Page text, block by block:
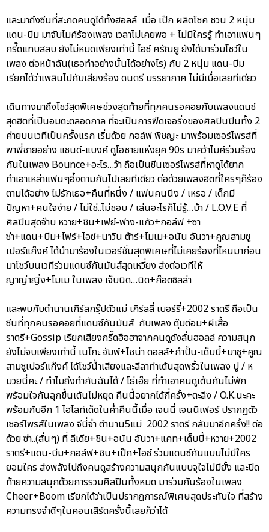
และมาถึงซีนที่สะกดคนดูได้ทั้งฮอลล์ เมื่อ เป๊ก ผลิตโชค ชวน 2 หนุ่ม
แดน-บีม มาจับไมค์ร้องเพลง เวลาไม่เคยพอ + ไม่มีใครรู้ ทำเอาแฟนๆ
กรี๊ดแทบสลบ ยังไม่หมดเพียงเท่านี้ ไอซ์ ศรัณยู ยังได้มาร่วมโชว์ใน
เพลง ต่อหน้าฉัน(เธอทำอย่างนั้นได้อย่างไร) กับ 2 หนุ่ม แดน-บีม
เรียกได้ว่าเพลินไปกับเสียงร้อง ดนตรี บรรยากาศ ไม่มีเบื่อเลยทีเดียว
เดินทางมาถึงโชว์สุดพิเศษช่วงสุดท้ายที่ทุกคนรอคอยกับเพลงแดนซ์
สุดฮิตที่เป็นอมตะตลอดกาล ที่จะเป็นการฟีดเจอริ่งของศิลปินปินทั้ง 2
ค่ายบนเวทีเป็นครั้งแรก เริ่มด้วย กอล์ฟ พิชญะ มาพร้อมเซอร์ไพรส์ที่
พาพี่ชายอย่าง แซนด์-แบงค์ ดูโอชายแห่งยุค 90s มาคว้าไมค์ร่วมร้อง
กันในเพลง Bounce+อะไร…ว้า ถือเป็นซีนเซอร์ไพรส์ที่หาดูได้ยาก
ทำเอาเหล่าแฟนๆอึ้งตามกันไปเลยทีเดียว ต่อด้วยเพลงฮิตที่ใครๆก็ร้อง
ตามได้อย่าง ไม่รักเธอ+คืนที่หนึ่ง / แฟนคนนึง / เหรอ / เด็กมี
ปัญหา+คนใจง่าย / ไม่ใช่..ไม่ชอบ / เล่นอะไรก็ไม่รู้…บ้า / L.O.V.E ที่
ศิลปินสุดจ๊าบ หวาย+ชิน+เฟย์-ฟาง-แก้ว+กอล์ฟ +ซา
ซ่า+แดน+บีม+โฟร์+ไอซ์+นาวิน ต้าร์+โมเม+อนัน อันวา+คูณสามซู
เปอร์แก๊งค์ ได้นำมาร้องในเวอร์ชั่นสุดพิเศษที่ไม่เคยร้องที่ไหนมาก่อน
มาโชว์บนเวทีร่วมแดนซ์กันมันส์สุดเหวี่ยง ส่งต่อเวทีให้
ญาญ่าญิ๋ง+โมเม ในเพลง เจ็บนิด…นิด+ก๊อตซิลล่า
และพบกับตำนานเกิร์ลกรุ๊ปตัวแม่ เกิร์ลลี่ เบอร์รี่+2002 ราตรี ถือเป็น
ซีนที่ทุกคนรอคอยที่แดนซ์กันมันส์ กับเพลง ตุ๊มต่อม+ผีเสื้อ
ราตรี+Gossip เรียกเสียงกรี๊ดฮือฮาจากคนดูดังลั่นฮอลล์ ความสนุก
ยังไม่จบเพียงเท่านี้ เนโกะ จัมพ์+ไชน่า ดอลล์+กำปั้น-เด็บบี้+บาซู+คูณ
สามซูเปอร์แก๊งค์ ได้โชว์น้ำเสียงและลีลาท่าเต้นสุดพริ้วในเพลง ปู / ห
มวยนี่คะ / ทำไมถึงทำกันฉันได้ / โธ่เอ๊ย ที่ทำเอาคนดูเต้นกันไม่พัก
พร้อมใจกันลุกขึ้นเต้นไม่หยุด คืนนี้อยากได้กี่ครั้ง+ตะลึง / O.K.นะคะ
พร้อมกับอีก 1 ไฮไลท์เด็ดในค่ำคืนนี้เมื่อ เจนนี่ เจนนิเฟอร์ ปรากฏตัว
เซอร์ไพรส์ในเพลง จีนี่จ๋า ตำนาน5แม่ 2002 ราตรี กลับมาอีกครั้ง!! ต่อ
ด้วย ซ่า..(สั่นๆ) ที่ ลีเดีย+ชิน+อนัน อันวา+แคท+เด็บบี้+หวาย+2002
ราตรี+แดน-บีม+กอล์ฟ+ชิน+เป๊ก+ไอซ์ ร่วมแดนซ์กันแบบไม่มีใคร
ยอมใคร ส่งพลังไปถึงคนดูสร้างความสนุกกันแบบจุใจไม่มียั้ง และปิด
ท้ายความสนุกด้วยการรวมศิลปินทั้งหมด มาร่วมกันร้องในเพลง
Cheer+Boom เรียกได้ว่าเป็นปรากฎการณ์พิเศษสุดประทับใจ ที่สร้าง
ความทรงจำดีๆในคอนเสิร์ตครั้งนี้เลยก็ว่าได้